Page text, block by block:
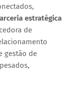
estratégica
de
gestão de